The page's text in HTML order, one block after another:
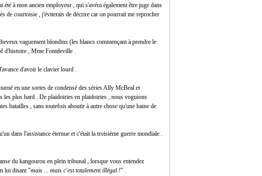
à mon ancien employeur , qui s'avéra également être juge dans
de courtoisie , j'éviterais de décrire car on pourrait me reprocher
vaguement blondins (les blancs commençant à prendre le
d'histoire , Mme Fontdeville .
d'avoir le clavier lourd .
en une sortes de condensé des séries Ally McBeal et
les plus hard . De plaidoiries en plaidoiries , nous voguions
batailles , sans toutefois aboutir à autre chose qu'une haine de
dans l'assistance éternue et c'était la troisième guerre mondiale .
du kangourou en plein tribunal , lorsque vous entendez
lui disant "mais ... mais c'est totalement illégal !" .